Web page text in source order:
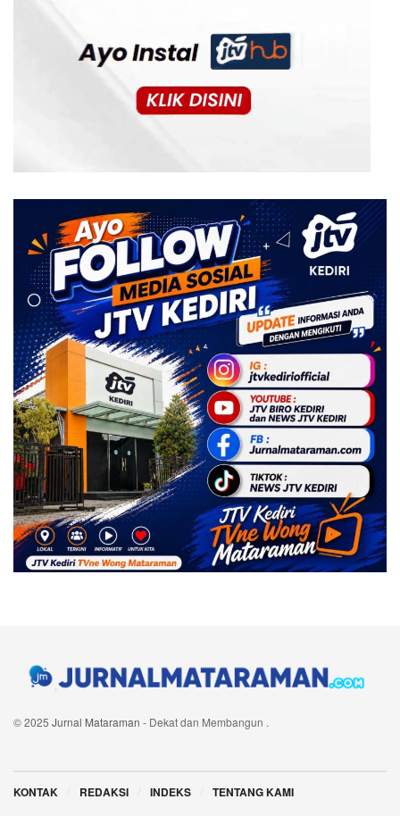
© 2025 Jurnal Mataraman - Dekat dan Membangun .
KONTAK REDAKSI INDEKS TENTANG KAMI